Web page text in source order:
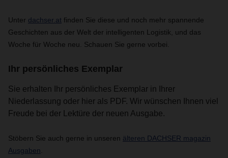
Unter dachser.at finden Sie diese und noch mehr spannende
Geschichten aus der Welt der intelligenten Logistik, und das
Woche für Woche neu. Schauen Sie gerne vorbei.
Ihr persönliches Exemplar
Sie erhalten Ihr persönliches Exemplar in Ihrer
Niederlassung oder hier als PDF. Wir wünschen Ihnen viel
Freude bei der Lektüre der neuen Ausgabe.
Stöbern Sie auch gerne in unseren älteren DACHSER magazin
Ausgaben